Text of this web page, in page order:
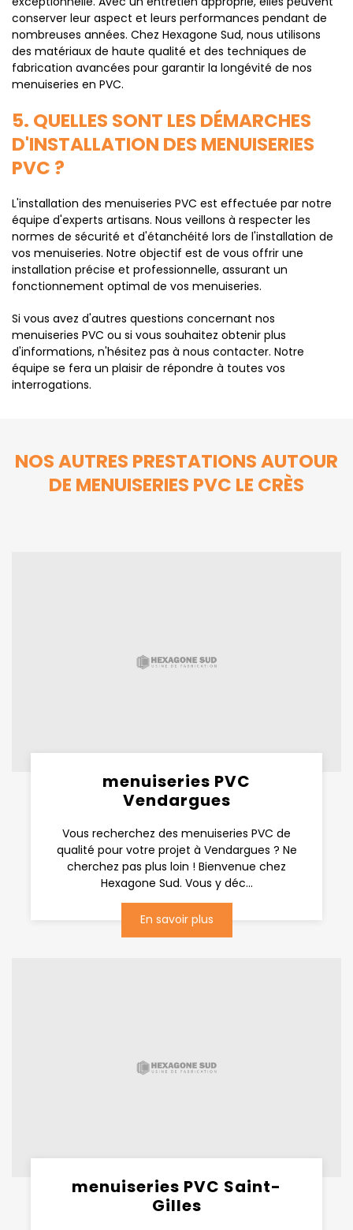
conserver leur aspect et leurs performances pendant de
nombreuses années. Chez Hexagone Sud, nous utilisons
des matériaux de haute qualité et des techniques de
fabrication avancées pour garantir la longévité de nos
menuiseries en PVC.
5. QUELLES SONT LES DÉMARCHES
D'INSTALLATION DES MENUISERIES
PVC ?
L'installation des menuiseries PVC est effectuée par notre
équipe d'experts artisans. Nous veillons à respecter les
normes de sécurité et d'étanchéité lors de l'installation de
vos menuiseries. Notre objectif est de vous offrir une
installation précise et professionnelle, assurant un
fonctionnement optimal de vos menuiseries.
Si vous avez d'autres questions concernant nos
menuiseries PVC ou si vous souhaitez obtenir plus
d'informations, n'hésitez pas à nous contacter. Notre
équipe se fera un plaisir de répondre à toutes vos
interrogations.
NOS AUTRES PRESTATIONS AUTOUR
DE MENUISERIES PVC LE CRÈS
menuiseries PVC
Vendargues
Vous recherchez des menuiseries PVC de
qualité pour votre projet à Vendargues ? Ne
cherchez pas plus loin ! Bienvenue chez
Hexagone Sud. Vous y déc...
En savoir plus
menuiseries PVC Saint-
Gilles